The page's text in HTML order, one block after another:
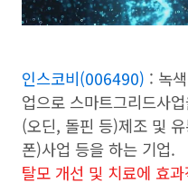
인스코비(006490) : 녹
업으로 스마트그리드사
(오딘, 돌핀 등)제조 및
폰)사업 등을 하는 기업.
탈모 개선 및 치료에 효